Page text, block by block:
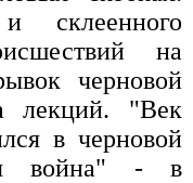
склеенного
на
черновой
лекций. "Век
в черновой
война" - в